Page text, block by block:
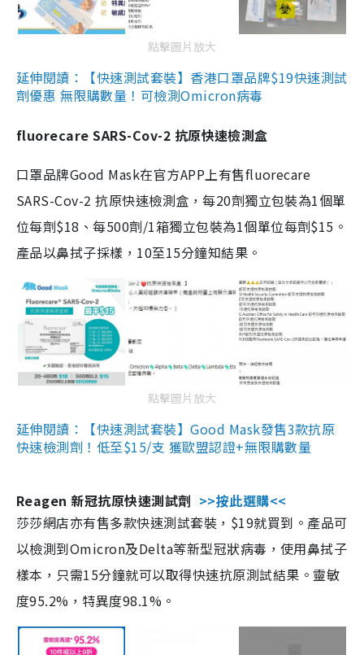
點擊圖片放大
延伸閱讀：【快速測試套裝】香港口罩品牌$19快速測試
劑優惠 無限購數量！可檢測Omicron病毒
fluorecare SARS-Cov-2 抗原快速檢測盒
口罩品牌Good Mask在官方APP上有售fluorecare
SARS-Cov-2 抗原快速檢測盒，每20劑獨立包裝為1個單
位每劑$18、每500劑/1箱獨立包裝為1個單位每劑$15。
產品以鼻拭子採樣，10至15分鐘知結果。
點擊圖片放大
延伸閱讀：【快速測試套裝】Good Mask發售3款抗原
快速檢測劑！低至$15/支 獲歐盟認證+無限購數量
Reagen 新冠抗原快速測試劑 >>按此選購<<
莎莎網店亦有售多款快速測試套裝，$19就買到。產品可
以檢測到Omicron及Delta等新型冠狀病毒，使用鼻拭子
樣本，只需15分鐘就可以取得快速抗原測試結果。靈敏
度95.2%，特異度98.1%。